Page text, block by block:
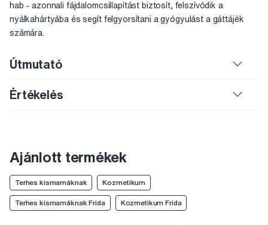
hab - azonnali fájdalomcsillapítást biztosít, felszívódik a
nyálkahártyába és segít felgyorsítani a gyógyulást a gáttájék
számára.
Útmutató
Értékelés
Ajánlott termékek
Terhes kismamáknak Kozmetikum
Terhes kismamáknak Frida Kozmetikum Frida